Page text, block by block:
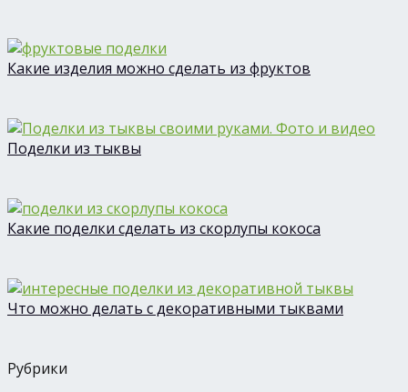
Какие изделия можно сделать из фруктов
Поделки из тыквы
Какие поделки сделать из скорлупы кокоса
Что можно делать с декоративными тыквами
Рубрики